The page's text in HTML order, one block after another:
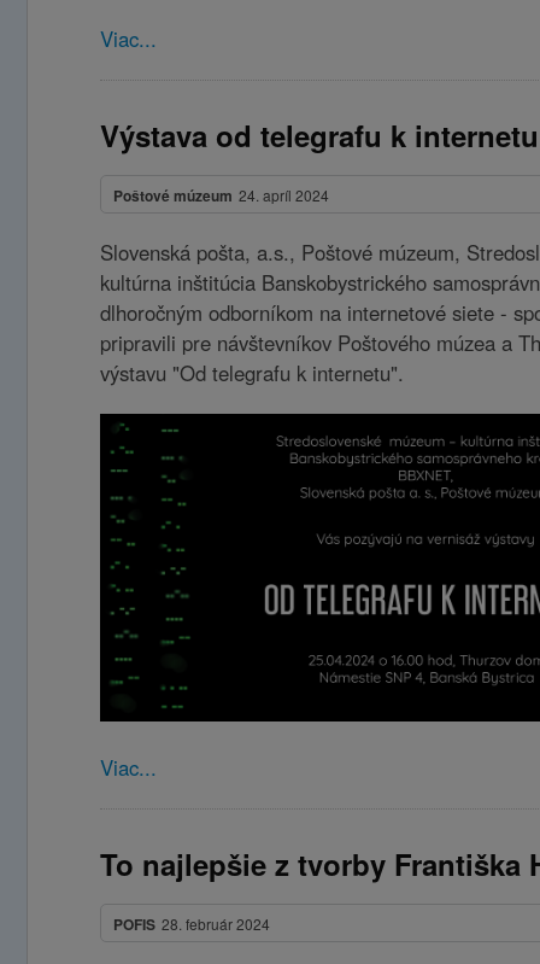
Viac...
Výstava od telegrafu k internetu
Poštové múzeum 24. apríl 2024
Slovenská pošta, a.s., Poštové múzeum,
kultúrna inštitúcia Banskobystrického
dlhoročným odborníkom na internetové siete -
pripravili pre návštevníkov Poštového múzea a
výstavu "Od telegrafu k internetu".
Viac...
To najlepšie z tvorby Františka
POFIS 28. február 2024